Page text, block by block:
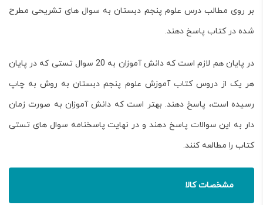
بر روی مطالب درس علوم پنجم دبستان به سوال های تشریحی مطرح
شده در کتاب پاسخ دهند.
در پایان هم لازم است که دانش آموزان به 20 سوال تستی که در پایان
هر یک از دروس کتاب آموزش علوم پنجم دبستان به روش به چاپ
رسیده است، پاسخ دهند. بهتر است که دانش آموزان به صورت زمان
دار به این سوالات پاسخ دهند و در نهایت پاسخنامه سوال های تستی
کتاب را مطالعه کنند.
مشخصات کالا